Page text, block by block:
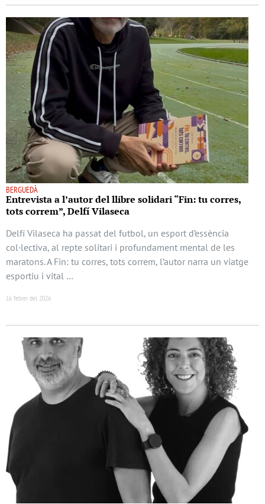
BERGUEDÀ
Entrevista a l’autor del llibre solidari “Fin: tu corres,
tots correm”, Delfí Vilaseca
Delfí Vilaseca ha passat del futbol, un esport d’essència
col·lectiva, al repte solitari i profundament mental de les
maratons. A Fin: tu corres, tots correm, l’autor narra un viatge
esportiu i vital …
16 febrer del 2026